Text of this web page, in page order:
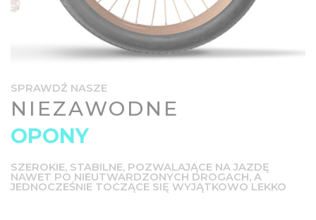
SPRAWDŹ NASZE
NIEZAWODNE
OPONY
SZEROKIE, STABILNE, POZWALAJĄCE NA JAZDĘ
NAWET PO NIEUTWARDZONYCH DROGACH, A
JEDNOCZEŚNIE TOCZĄCE SIĘ WYJĄTKOWO LEKKO